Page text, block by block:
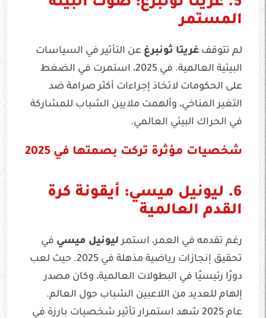
المستمر
لم تتوقف غريتا ثونبرغ عن التأثير في السياسات
البيئية العالمية. في 2025، استمرت في الضغط
على الحكومات لاتخاذ إجراءات أكثر صرامة ضد
التغير المناخي، وألهمت ملايين الشباب للمشاركة
في الحراك البيئي العالمي.
شخصيات مؤثرة تركت بصمتها في 2025
6. ليونيل ميسي: أيقونة كرة
القدم العالمية
رغم تقدمه في العمر، استمر ليونيل ميسي في
تحقيق إنجازات رياضية مذهلة في 2025. حيث لعب
دورًا رئيسيًا في البطولات العالمية، وكان مصدر
إلهام للعديد من اللاعبين الشباب حول العالم.
عام 2025 شهد استمرار تأثير شخصيات بارزة في